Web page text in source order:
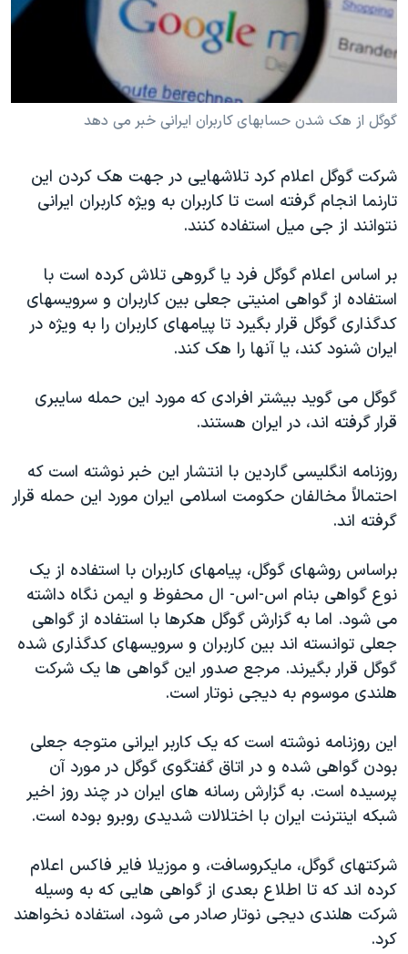
فرهنگ و زندگی
حقوق شهروندی
علم و فناوری
گالری عکس
آرشیو پخش زنده
مستندها
انتخابات ریاست جمهوری آمریکا ۲۰۲۴
حمله جمهوری اسلامی به اسرائیل
رمز مهسا
اعتراضات زن، زندگی، آزادی
مجموعه مستندهای دادخواهی
دادگاه حمید نوری
چهل سال گروگان‌گیری
قانون شفافیت دارائی کادر رهبری ایران
اسرائیل در جنگ
همایش محافظه‌کاران آمریکا «سی‌پک»
صفحه‌های ویژه
دنبال کنید
گوگل از هک شدن حسابهای کاربران ايرانی خبر می دهد
شرکت گوگل اعلام کرد تلاشهايی در جهت هک کردن اين
تارنما انجام گرفته است تا کاربران به ويژه کاربران ايرانی
نتوانند از جی ميل استفاده کنند.
بر اساس اعلام گوگل فرد يا گروهی تلاش کرده است با
استفاده از گواهی امنيتی جعلی بين کاربران و سرويسهای
کدگذاری گوگل قرار بگيرد تا پيامهای کاربران را به ويژه در
ايران شنود کند، يا آنها را هک کند.
گوگل می گويد بيشتر افرادی که مورد اين حمله سايبری
قرار گرفته اند، در ايران هستند.
روزنامه انگليسی گاردين با انتشار اين خبر نوشته است که
احتمالاً مخالفان حکومت اسلامی ايران مورد اين حمله قرار
گرفته اند.
براساس روشهای گوگل، پيامهای کاربران با استفاده از يک
نوع گواهی بنام اس-اس- ال محفوظ و ايمن نگاه داشته
می شود. اما به گزارش گوگل هکرها با استفاده از گواهی
جعلی توانسته اند بين کاربران و سرويسهای کدگذاری شده
گوگل قرار بگيرند. مرجع صدور اين گواهی ها يک شرکت
هلندی موسوم به ديجی نوتار است.
اين روزنامه نوشته است که يک کاربر ايرانی متوجه جعلی
بودن گواهی شده و در اتاق گفتگوی گوگل در مورد آن
پرسيده است. به گزارش رسانه های ايران در چند روز اخير
شبکه اينترنت ايران با اختلالات شديدی روبرو بوده است.
شرکتهای گوگل، مايکروسافت، و موزيلا فاير فاکس اعلام
کرده اند که تا اطلاع بعدی از گواهی هايی که به وسيله
شرکت هلندی ديجی نوتار صادر می شود، استفاده نخواهند
کرد.